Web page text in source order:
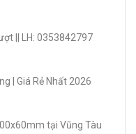
|| LH: 0353842797
| Giá Rẻ Nhất 2026
tại Vũng Tàu